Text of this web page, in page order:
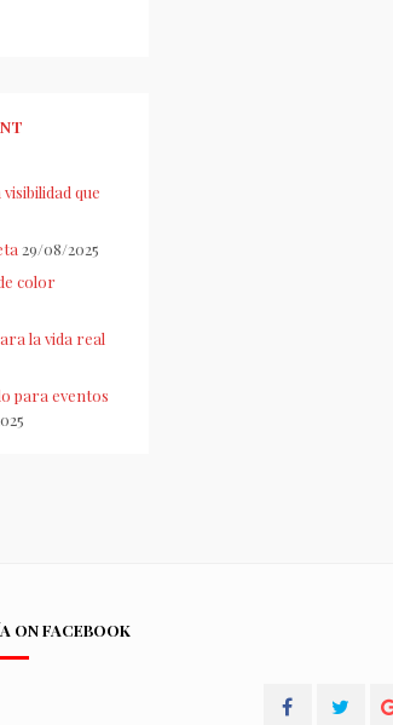
que
29/08/2025
color
la vida real
para eventos
ON FACEBOOK